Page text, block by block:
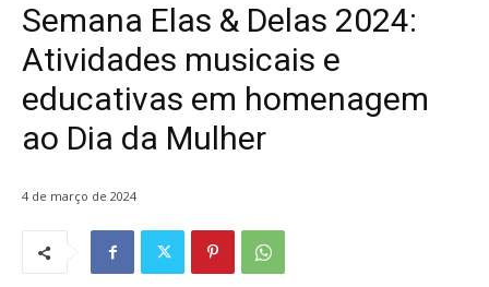
Semana Elas & Delas 2024:
Atividades musicais e
educativas em homenagem
ao Dia da Mulher
4 de março de 2024